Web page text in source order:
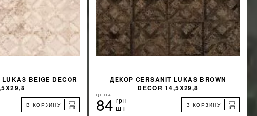
BEIGE DECOR
В КОРЗИНУ
ДЕКОР CERSANIT LUKAS BROWN
DECOR 14,5X29,8
ЦЕНА
84 грн
шт В КОРЗИНУ